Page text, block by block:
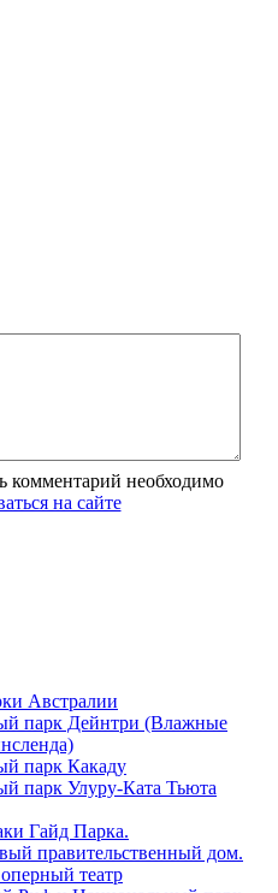
комментарий необходимо
на сайте
Австралии
парк Дейнтри (Влажные
парк Какаду
парк Улуру-Ката Тьюта
Гайд Парка.
правительственный дом.
театр